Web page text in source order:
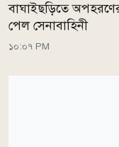
বাঘাইছড়িতে
পেল সেনাবাহিনী
১০:০৭ PM